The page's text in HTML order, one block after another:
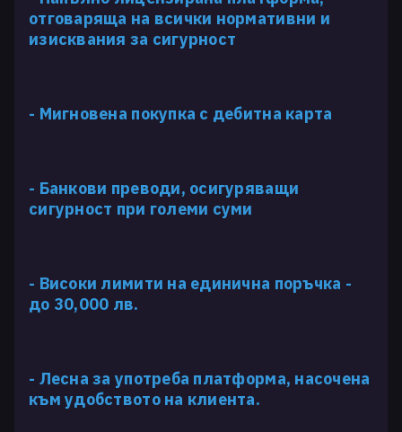
отговаряща на всички нормативни и
изисквания за сигурност
- Мигновена покупка с дебитна карта
- Банкови преводи, осигуряващи
сигурност при големи суми
- Високи лимити на единична поръчка -
до 30,000 лв.
- Лесна за употреба платформа, насочена
към удобството на клиента.